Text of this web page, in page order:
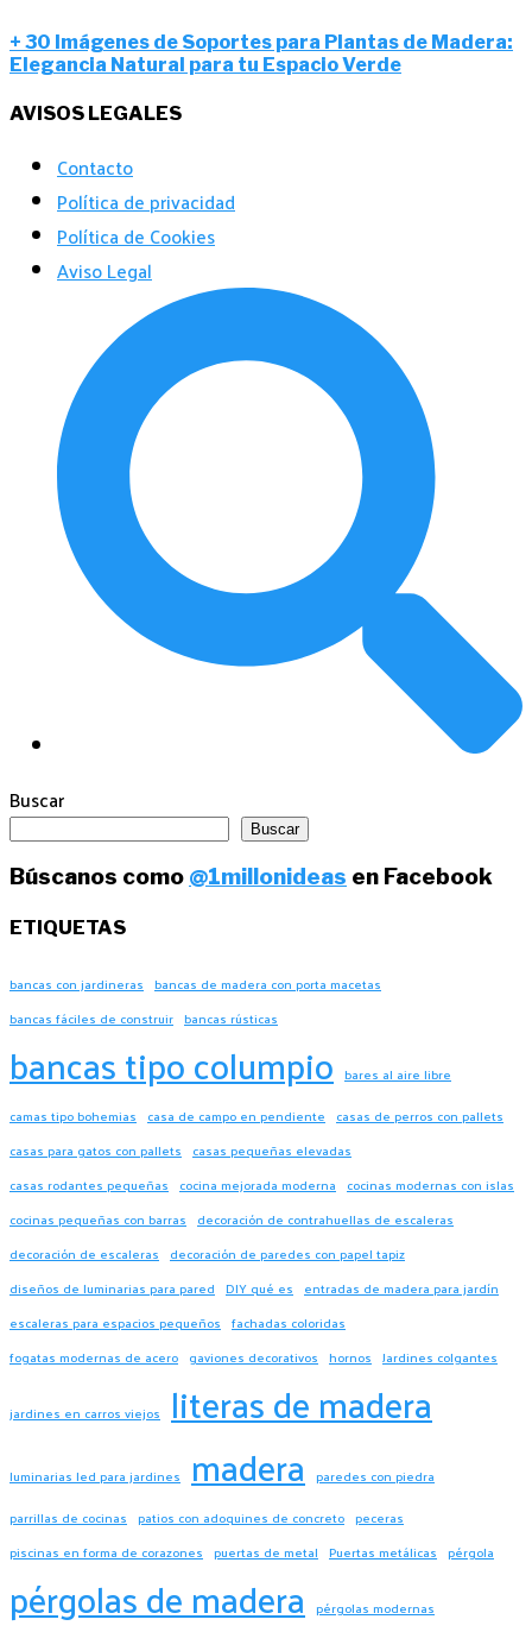
+ 30 Imágenes de Soportes para Plantas de Madera:
Elegancia Natural para tu Espacio Verde
AVISOS LEGALES
Contacto
Política de privacidad
Política de Cookies
Aviso Legal
Buscar
Buscar
Búscanos como @1millonideas en Facebook
ETIQUETAS
bancas con jardineras bancas de madera con porta macetas
bancas fáciles de construir bancas rústicas
bancas tipo columpio bares al aire libre
camas tipo bohemias casa de campo en pendiente casas de perros con pallets
casas para gatos con pallets casas pequeñas elevadas
casas rodantes pequeñas cocina mejorada moderna cocinas modernas con islas
cocinas pequeñas con barras decoración de contrahuellas de escaleras
decoración de escaleras decoración de paredes con papel tapiz
diseños de luminarias para pared DIY qué es entradas de madera para jardín
escaleras para espacios pequeños fachadas coloridas
fogatas modernas de acero gaviones decorativos hornos Jardines colgantes
jardines en carros viejos literas de madera
luminarias led para jardines madera paredes con piedra
parrillas de cocinas patios con adoquines de concreto peceras
piscinas en forma de corazones puertas de metal Puertas metálicas pérgola
pérgolas de madera pérgolas modernas